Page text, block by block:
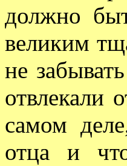
должно
великим
не
отвлекали
самом
отца и